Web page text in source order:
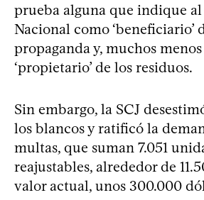
prueba alguna que indique
Nacional como ‘beneficiario’
propaganda y, muchos
‘propietario’ de los residuos.
Sin embargo, la SCJ
los blancos y ratificó la
multas, que suman 7.051
reajustables, alrededor de
valor actual, unos 300.000